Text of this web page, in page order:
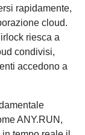
rapidamente,
cloud.
riesca a
condivisi,
accedono a
ANY.RUN,